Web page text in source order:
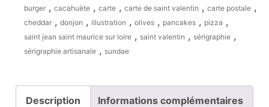
burger , cacahuète , carte , carte de saint valentin , carte postale ,
cheddar , donjon , illustration , olives , pancakes , pizza ,
saint jean saint maurice sur loire , saint valentin , sérigraphie ,
sérigraphie artisanale , sundae
Description Informations complémentaires